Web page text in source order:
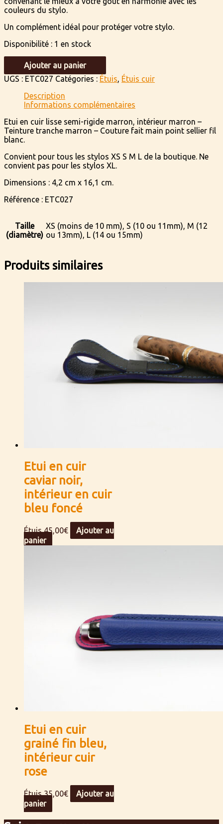
couleurs du stylo.
Un complément idéal pour protéger votre stylo.
Disponibilité : 1 en stock
quantité
Etui
rigide
marron,
intérieur
Ajouter au panier
UGS : ETC027 Catégories : Étuis Étuis cuir
Description
Informations complémentaires
Etui en cuir lisse semi-rigide marron, intérieur marron –
Teinture tranche marron – Couture fait main point sellier fil
blanc.
Convient pour tous les stylos XS S M L de la boutique. Ne
convient pas pour les stylos XL.
Dimensions : 4,2 cm x 16,1 cm.
Référence : ETC027
Taille
(diamètre)
XS (moins de 10 mm), S (10 ou 11mm), M (12
ou 13mm), L (14 ou 15mm)
Produits similaires
Etui en cuir
caviar noir,
intérieur en cuir
bleu foncé
Étuis45,00€
Ajouter au
panier
Etui en cuir
grainé fin bleu,
intérieur cuir
rose
Étuis35,00€
Ajouter au
panier